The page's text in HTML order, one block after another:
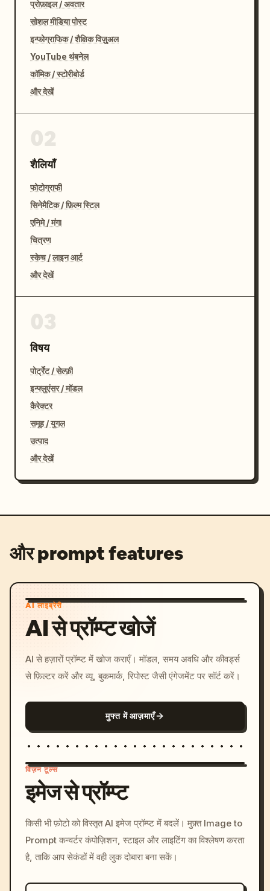
प्रोफ़ाइल / अवतार
सोशल मीडिया पोस्ट
इन्फोग्राफिक / शैक्षिक विज़ुअल
YouTube थंबनेल
कॉमिक / स्टोरीबोर्ड
और देखें
शैलियाँ
फोटोग्राफी
सिनेमैटिक / फ़िल्म स्टिल
एनिमे / मंगा
चित्रण
स्केच / लाइन आर्ट
और देखें
विषय
पोर्ट्रेट / सेल्फ़ी
इन्फ्लुएंसर / मॉडल
कैरेक्टर
समूह / युगल
उत्पाद
और देखें
और prompt features
AI लाइब्रेरी
AI से प्रॉम्प्ट खोजें
AI से हज़ारों प्रॉम्प्ट में खोज कराएँ। मॉडल, समय अवधि और कीवर्ड्स
से फ़िल्टर करें और व्यू, बुकमार्क, रिपोस्ट जैसी एंगेजमेंट पर सॉर्ट करें।
मुफ्त में आज़माएँ
c, cyberpunk sunset, neon
colors, 8k --v 6.0
विज़न टूल्स
इमेज से प्रॉम्प्ट
किसी भी फ़ोटो को विस्तृत AI इमेज प्रॉम्प्ट में बदलें। मुफ़्त Image to
Prompt कन्वर्टर कंपोज़िशन, स्टाइल और लाइटिंग का विश्लेषण करता
है, ताकि आप सेकंडों में वही लुक दोबारा बना सकें।